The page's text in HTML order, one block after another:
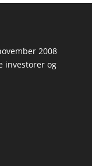
2008
investorer og